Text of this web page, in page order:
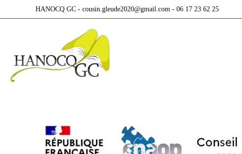
to
HANOCQ GC - cousin.gleude2020@gmail.com - 06 17 23 62 25